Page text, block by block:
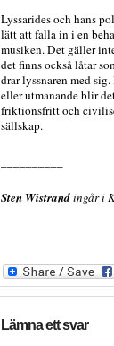
Lyssarides och hans
lätt att falla in i en
musiken. Det gäller
det finns också låtar
drar lyssnaren med
eller utmanande blir
friktionsfritt och
sällskap.
Sten Wistrandingår i
Lämna ett svar